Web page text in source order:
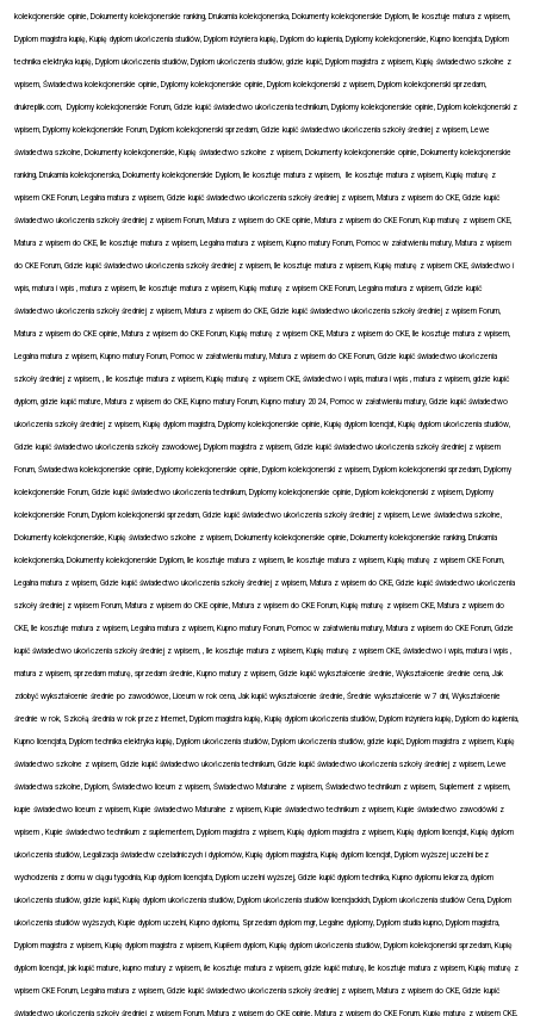
kolekcjonerskie opinie, Dokumenty kolekcjonerskie ranking, Drukarnia kolekcjonerska, Dokumenty kolekcjonerskie Dyplom, Ile kosztuje matura z wpisem,
Dyplom magistra kupię, Kupię dyplom ukończenia studiów, Dyplom inżyniera kupię, Dyplom do kupienia, Dyplomy kolekcjonerskie, Kupno licencjata, Dyplom
technika elektryka kupię, Dyplom ukończenia studiów, Dyplom ukończenia studiów, gdzie kupić, Dyplom magistra z wpisem, Kupię świadectwo szkolne z
wpisem, Świadectwa kolekcjonerskie opinie, Dyplomy kolekcjonerskie opinie, Dyplom kolekcjonerski z wpisem, Dyplom kolekcjonerski sprzedam,
drukreplik.com, Dyplomy kolekcjonerskie Forum, Gdzie kupić świadectwo ukończenia technikum, Dyplomy kolekcjonerskie opinie, Dyplom kolekcjonerski z
wpisem, Dyplomy kolekcjonerskie Forum, Dyplom kolekcjonerski sprzedam, Gdzie kupić świadectwo ukończenia szkoły średniej z wpisem, Lewe
świadectwa szkolne, Dokumenty kolekcjonerskie, Kupię świadectwo szkolne z wpisem, Dokumenty kolekcjonerskie opinie, Dokumenty kolekcjonerskie
ranking, Drukarnia kolekcjonerska, Dokumenty kolekcjonerskie Dyplom, Ile kosztuje matura z wpisem, Ile kosztuje matura z wpisem, Kupię maturę z
wpisem CKE Forum, Legalna matura z wpisem, Gdzie kupić świadectwo ukończenia szkoły średniej z wpisem, Matura z wpisem do CKE, Gdzie kupić
świadectwo ukończenia szkoły średniej z wpisem Forum, Matura z wpisem do CKE opinie, Matura z wpisem do CKE Forum, Kup maturę z wpisem CKE,
Matura z wpisem do CKE, Ile kosztuje matura z wpisem, Legalna matura z wpisem, Kupno matury Forum, Pomoc w załatwieniu matury, Matura z wpisem
do CKE Forum, Gdzie kupić świadectwo ukończenia szkoły średniej z wpisem, Ile kosztuje matura z wpisem, Kupię maturę z wpisem CKE, świadectwo i
wpis, matura i wpis , matura z wpisem, Ile kosztuje matura z wpisem, Kupię maturę z wpisem CKE Forum, Legalna matura z wpisem, Gdzie kupić
świadectwo ukończenia szkoły średniej z wpisem, Matura z wpisem do CKE, Gdzie kupić świadectwo ukończenia szkoły średniej z wpisem Forum,
Matura z wpisem do CKE opinie, Matura z wpisem do CKE Forum, Kupię maturę z wpisem CKE, Matura z wpisem do CKE, Ile kosztuje matura z wpisem,
Legalna matura z wpisem, Kupno matury Forum, Pomoc w załatwieniu matury, Matura z wpisem do CKE Forum, Gdzie kupić świadectwo ukończenia
szkoły średniej z wpisem, , Ile kosztuje matura z wpisem, Kupię maturę z wpisem CKE, świadectwo i wpis, matura i wpis , matura z wpisem, gdzie kupić
dyplom, gdzie kupić mature, Matura z wpisem do CKE, Kupno matury Forum, Kupno matury 2024, Pomoc w załatwieniu matury, Gdzie kupić świadectwo
ukończenia szkoły średniej z wpisem, Kupię dyplom magistra, Dyplomy kolekcjonerskie opinie, Kupię dyplom licencjat, Kupię dyplom ukończenia studiów,
Gdzie kupić świadectwo ukończenia szkoły zawodowej, Dyplom magistra z wpisem, Gdzie kupić świadectwo ukończenia szkoły średniej z wpisem
Forum, Świadectwa kolekcjonerskie opinie, Dyplomy kolekcjonerskie opinie, Dyplom kolekcjonerski z wpisem, Dyplom kolekcjonerski sprzedam, Dyplomy
kolekcjonerskie Forum, Gdzie kupić świadectwo ukończenia technikum, Dyplomy kolekcjonerskie opinie, Dyplom kolekcjonerski z wpisem, Dyplomy
kolekcjonerskie Forum, Dyplom kolekcjonerski sprzedam, Gdzie kupić świadectwo ukończenia szkoły średniej z wpisem, Lewe świadectwa szkolne,
Dokumenty kolekcjonerskie, Kupię świadectwo szkolne z wpisem, Dokumenty kolekcjonerskie opinie, Dokumenty kolekcjonerskie ranking, Drukarnia
kolekcjonerska, Dokumenty kolekcjonerskie Dyplom, Ile kosztuje matura z wpisem, Ile kosztuje matura z wpisem, Kupię maturę z wpisem CKE Forum,
Legalna matura z wpisem, Gdzie kupić świadectwo ukończenia szkoły średniej z wpisem, Matura z wpisem do CKE, Gdzie kupić świadectwo ukończenia
szkoły średniej z wpisem Forum, Matura z wpisem do CKE opinie, Matura z wpisem do CKE Forum, Kupię maturę z wpisem CKE, Matura z wpisem do
CKE, Ile kosztuje matura z wpisem, Legalna matura z wpisem, Kupno matury Forum, Pomoc w załatwieniu matury, Matura z wpisem do CKE Forum, Gdzie
kupić świadectwo ukończenia szkoły średniej z wpisem, , Ile kosztuje matura z wpisem, Kupię maturę z wpisem CKE, świadectwo i wpis, matura i wpis ,
matura z wpisem, sprzedam maturę, sprzedam średnie, Kupno matury z wpisem, Gdzie kupić wykształcenie średnie, Wykształcenie średnie cena, Jak
zdobyć wykształcenie średnie po zawodówce, Liceum w rok cena, Jak kupić wykształcenie średnie, Średnie wykształcenie w 7 dni, Wykształcenie
średnie w rok, Szkołą średnia w rok przez Internet, Dyplom magistra kupię, Kupię dyplom ukończenia studiów, Dyplom inżyniera kupię, Dyplom do kupienia,
Kupno licencjata, Dyplom technika elektryka kupię, Dyplom ukończenia studiów, Dyplom ukończenia studiów, gdzie kupić, Dyplom magistra z wpisem, Kupię
świadectwo szkolne z wpisem, Gdzie kupić świadectwo ukończenia technikum, Gdzie kupić świadectwo ukończenia szkoły średniej z wpisem, Lewe
świadectwa szkolne, Dyplom, Świadectwo liceum z wpisem, Świadectwo Maturalne z wpisem, Świadectwo technikum z wpisem, Suplement z wpisem,
kupie świadectwo liceum z wpisem, Kupie świadectwo Maturalne z wpisem, Kupie świadectwo technikum z wpisem, Kupie świadectwo zawodówki z
wpisem , Kupie świadectwo technikum z suplementem, Dyplom magistra z wpisem, Kupię dyplom magistra z wpisem, Kupię dyplom licencjat, Kupię dyplom
ukończenia studiów, Legalizacja świadectw czeladniczych i dyplomów, Kupię dyplom magistra, Kupię dyplom licencjat, Dyplom wyższej uczelni bez
wychodzenia z domu w ciągu tygodnia, Kup dyplom licencjata, Dyplom uczelni wyższej, Gdzie kupić dyplom technika, Kupno dyplomu lekarza, dyplom
ukończenia studiów, gdzie kupić, Kupię dyplom ukończenia studiów, Dyplom ukończenia studiów licencjackich, Dyplom ukończenia studiów Cena, Dyplom
ukończenia studiów wyższych, Kupie dyplom uczelni, Kupno dyplomu, Sprzedam dyplom mgr, Legalne dyplomy, Dyplom studia kupno, Dyplom magistra,
Dyplom magistra z wpisem, Kupię dyplom magistra z wpisem, Kupiłem dyplom, Kupię dyplom ukończenia studiów, Dyplom kolekcjonerski sprzedam, Kupię
dyplom licencjat, jak kupić mature, kupno matury z wpisem, ile kosztuje matura z wpisem, gdzie kupić maturę, Ile kosztuje matura z wpisem, Kupię maturę z
wpisem CKE Forum, Legalna matura z wpisem, Gdzie kupić świadectwo ukończenia szkoły średniej z wpisem, Matura z wpisem do CKE, Gdzie kupić
świadectwo ukończenia szkoły średniej z wpisem Forum, Matura z wpisem do CKE opinie, Matura z wpisem do CKE Forum, Kupię maturę z wpisem CKE,